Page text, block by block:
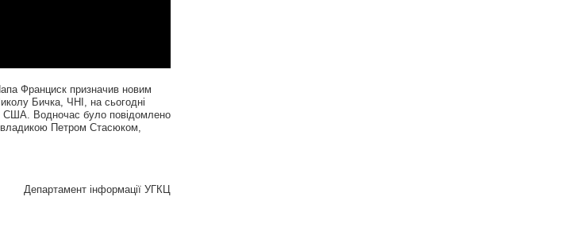
Франциск призначив новим
Бичка, ЧНІ, на сьогодні
США. Водночас було повідомлено
Петром Стасюком,
Департамент інформації УГКЦ